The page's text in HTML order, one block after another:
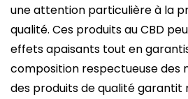
une attention particulière à la
qualité. Ces produits au CBD
effets apaisants tout en
composition respectueuse des
des produits de qualité garantit